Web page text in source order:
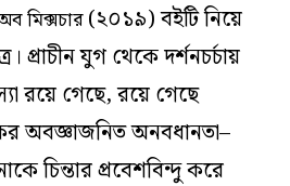
মিক্সচার(২০১৯) বইটি নিয়ে
প্রাচীন যুগ থেকে দর্শনচর্চায়
রয়ে গেছে, রয়ে গেছে
অবজ্ঞাজনিত অনবধানতা–
চিন্তার প্রবেশবিন্দু করে